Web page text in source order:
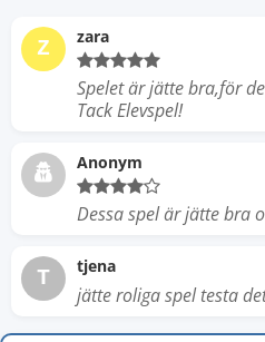
Z zara
Spelet är jätte bra,för
Tack Elevspel!
Anonym
Dessa spel är jätte bra
T tjena
jätte roliga spel testa